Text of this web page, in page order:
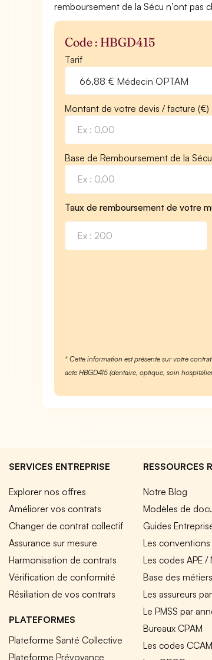
remboursement de la Sécu n’ont pas
Code : HBGD415
Tarif
Montant de votre devis / facture (€)
Base de Remboursement de la
Taux de remboursement de votre
* Cette information est présente sur votre
acte HBGD415 (dentaire, optique, soin
SERVICES ENTREPRISE
Explorer nos offres
Améliorer vos contrats
Changer de contrat collectif
Assurance sur mesure
Harmonisation de contrats
Vérification de conformité
Résiliation de vos contrats
PLATEFORMES
Plateforme Santé Collective
Plateforme Prévoyance
RESSOURCES
Notre Blog
Modèles de
Guides
Les
Les codes APE /
Base des métiers
Les assureurs
Le PMSS par
Bureaux CPAM
Les codes CCAM